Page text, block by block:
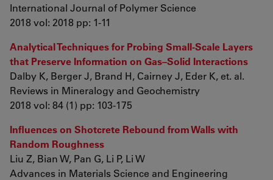
International Journal of Polymer Science
2018 vol: 2018 pp: 1-11
Analytical Techniques for Probing Small-Scale Layers
that Preserve Information on Gas–Solid Interactions
Dalby K, Berger J, Brand H, Cairney J, Eder K, et. al.
Reviews in Mineralogy and Geochemistry
2018 vol: 84 (1) pp: 103-175
Influences on Shotcrete Rebound from Walls with
Random Roughness
Liu Z, Bian W, Pan G, Li P, Li W
Advances in Materials Science and Engineering